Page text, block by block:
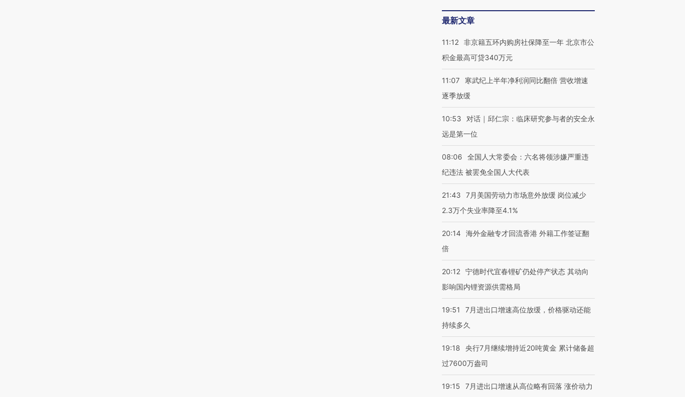
最新文章
11:12 非京籍五环内购房社保降至一年 北京市公
积金最高可贷340万元
11:07
寒武纪上半年净利润同比翻倍 营收增速
逐季放缓
10:53
对话｜邱仁宗：临床研究参与者的安全永
远是第一位
08:06
全国人大常委会：六名将领涉嫌严重违
纪违法 被罢免全国人大代表
21:43
7月美国劳动力市场意外放缓 岗位减少
2.3万个失业率降至4.1%
20:14 海外金融专才回流香港 外籍工作签证翻
倍
20:12 宁德时代宜春锂矿仍处停产状态 其动向
影响国内锂资源供需格局
19:51
7月进出口增速高位放缓，价格驱动还能
持续多久
19:18
央行7月继续增持近20吨黄金 累计储备超
过7600万盎司
19:15 7月进出口增速从高位略有回落 涨价动力